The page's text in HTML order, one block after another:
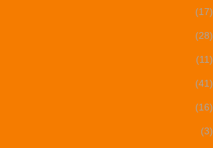
(17)
(28)
(11)
(41)
(16)
(3)